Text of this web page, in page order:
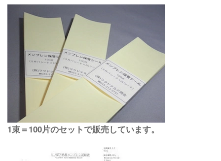
1束＝100片のセットで販売しています。